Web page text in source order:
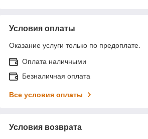
Условия оплаты
Оказание услуги только по предоплате.
Оплата наличными
Безналичная оплата
Все условия оплаты
Условия возврата